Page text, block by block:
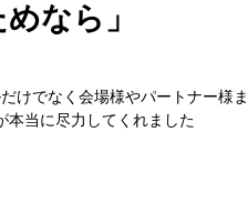
なら」
けでなく会場様やパートナー様
本当に尽力してくれました